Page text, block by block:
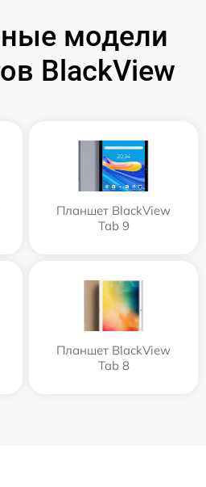
модели
BlackView
Планшет BlackView
Tab 9
Планшет BlackView
Tab 8